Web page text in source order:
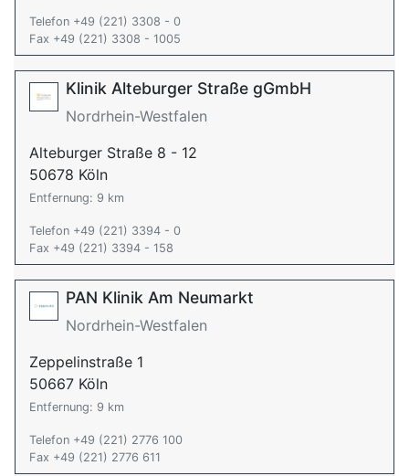
Telefon +49 (221) 3308 - 0
Fax +49 (221) 3308 - 1005
Klinik Alteburger Straße gGmbH
Nordrhein-Westfalen
Alteburger Straße 8 - 12
50678 Köln
Entfernung: 9 km
Telefon +49 (221) 3394 - 0
Fax +49 (221) 3394 - 158
PAN Klinik Am Neumarkt
Nordrhein-Westfalen
Zeppelinstraße 1
50667 Köln
Entfernung: 9 km
Telefon +49 (221) 2776 100
Fax +49 (221) 2776 611